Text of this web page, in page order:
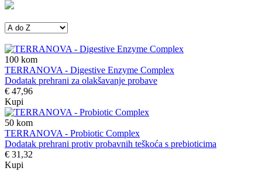
100 kom
TERRANOVA - Digestive Enzyme Complex
Dodatak prehrani za olakšavanje probave
€ 47,96
Kupi
50 kom
TERRANOVA - Probiotic Complex
Dodatak prehrani protiv probavnih teškoća s prebioticima
€ 31,32
Kupi